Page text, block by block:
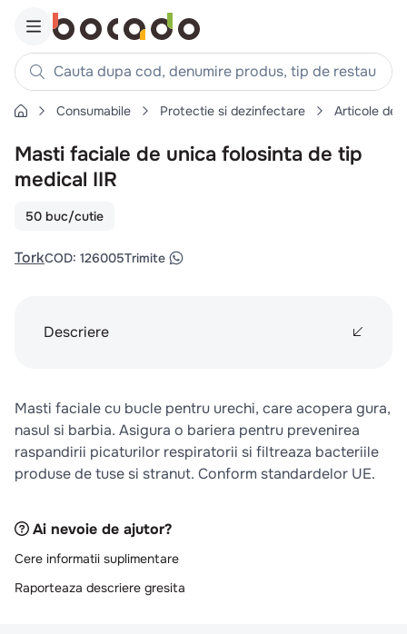
Cauta dupa cod, denumire produs, tip de restaurant,
Căutări populare
1. cartofi
2. piept pui
. pui
5. burger
ceafa
10.pizza
Consumabile Protectie si dezinfectare Articole de
Masti faciale de unica folosinta de tip
medical IIR
50 buc/cutie
TorkCOD: 126005Trimite
Descriere
Masti faciale cu bucle pentru urechi, care acopera gura,
nasul si barbia. Asigura o bariera pentru prevenirea
raspandirii picaturilor respiratorii si filtreaza bacteriile
produse de tuse si stranut. Conform standardelor UE.
Ai nevoie de ajutor?
Cere informatii suplimentare
Raporteaza descriere gresita